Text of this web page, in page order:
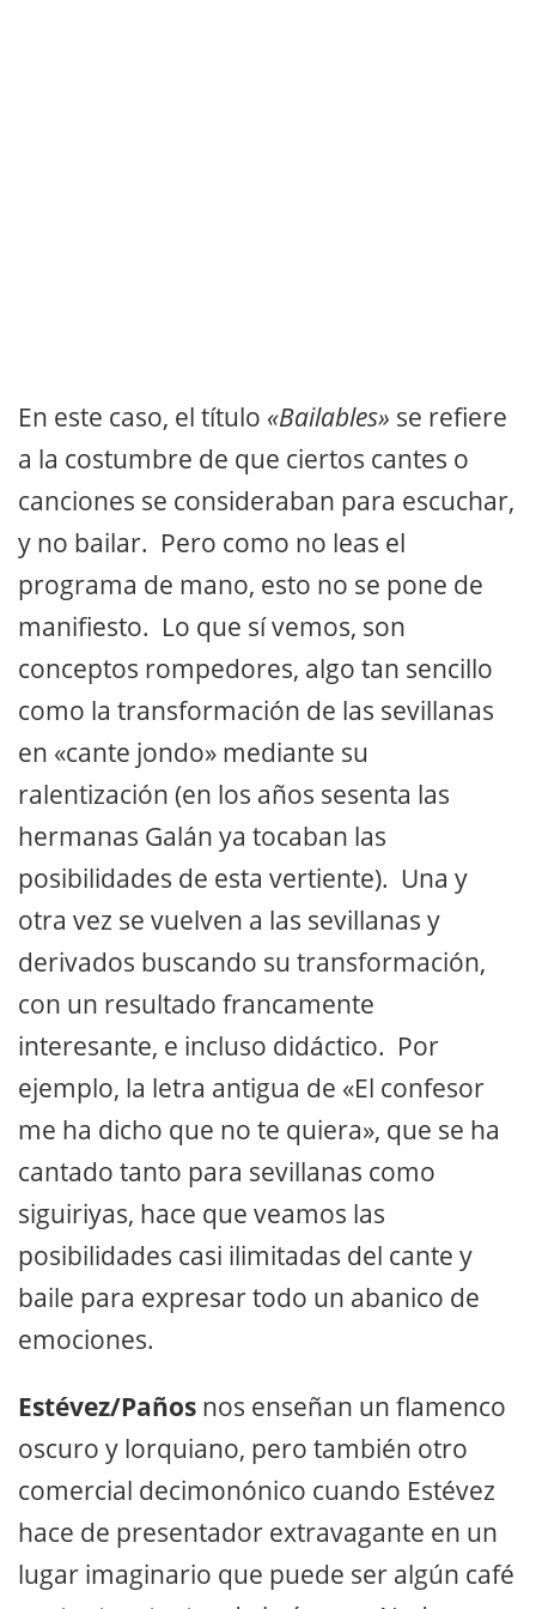
En este caso, el título «Bailables» se refiere
a la costumbre de que ciertos cantes o
canciones se consideraban para escuchar,
y no bailar. Pero como no leas el
programa de mano, esto no se pone de
manifiesto. Lo que sí vemos, son
conceptos rompedores, algo tan sencillo
como la transformación de las sevillanas
en «cante jondo» mediante su
ralentización (en los años sesenta las
hermanas Galán ya tocaban las
posibilidades de esta vertiente). Una y
otra vez se vuelven a las sevillanas y
derivados buscando su transformación,
con un resultado francamente
interesante, e incluso didáctico. Por
ejemplo, la letra antigua de «El confesor
me ha dicho que no te quiera», que se ha
cantado tanto para sevillanas como
siguiriyas, hace que veamos las
posibilidades casi ilimitadas del cante y
baile para expresar todo un abanico de
emociones.
Estévez/Paños nos enseñan un flamenco
oscuro y lorquiano, pero también otro
comercial decimonónico cuando Estévez
hace de presentador extravagante en un
lugar imaginario que puede ser algún café